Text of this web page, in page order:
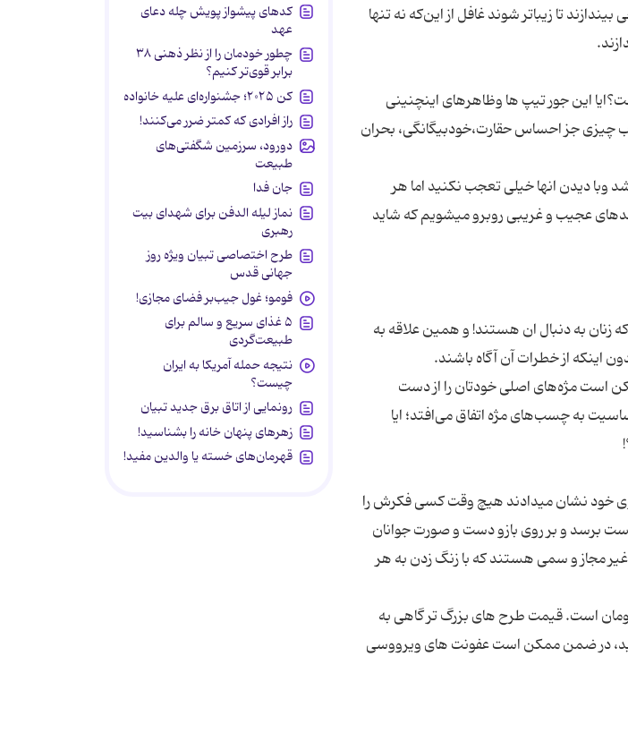
تا زیباتر شوند غافل از این‌که نه تنها
این جور تیپ ها وظاهرهای اینچنینی
چیزی جز احساس حقارت،خودبیگانگی، بحران
وبا دیدن انها خیلی تعجب نکنید اما هر
عجیب و غریبی روبرو میشویم که شاید
به دنبال ان هستند! و همین علاقه به
است مژه‌های اصلی خودتان را از دست
به چسب‌های مژه اتفاق می‌افتد؛ ایا
خود نشان میدادند هیچ وقت کسی فکرش را
برسد و بر روی بازو دست و صورت جوانان
مجاز و سمی هستند که با زنگ زدن به هر
تاتوی کوچک 70 هزار تومان و همان طرح به رنگ مشکی 50 هزار تومان است. قیمت طرح های بزرگ تر گاهی به
در ضمن ممکن است عفونت های ویرووسی
کدهای پیشواز پویش چله دعای
عهد
چطور خودمان را از نظر ذهنی ۳۸
برابر قوی‌تر کنیم؟
کن ۲۰۲۵؛ جشنواره‌ای علیه خانواده
راز افرادی که کمتر ضرر می‌کنند!
دورود، سرزمین شگفتی‌های
طبیعت
جان فدا
نماز لیله الدفن برای شهدای بیت
رهبری
طرح اختصاصی تبیان ویژه روز
جهانی قدس
فومو؛ غول جیب‌بر فضای مجازی!
۵ غذای سریع و سالم برای
طبیعت‌گردی
نتیجه حمله آمریکا به ایران
چیست؟
رونمایی از اتاق برق جدید تبیان
زهرهای پنهان خانه را بشناسید!
قهرمان‌های خسته یا والدین مفید!